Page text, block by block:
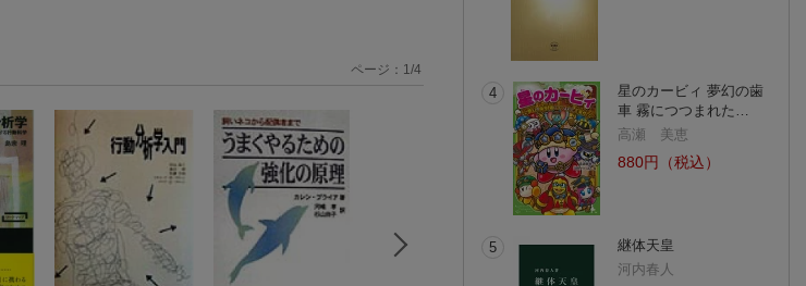
ページ： 1 /4
4
星のカービィ 夢幻の歯
車 霧につつまれた…
高瀬 美恵
880円（税込）
5
継体天皇
河内春人